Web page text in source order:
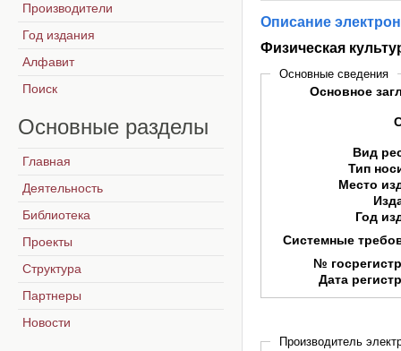
Описание
Физическая
Основные сведения
Основное
Вид
Тип
Место
Год
Системные
№
Дата
Производитель
Производители
Год издания
Алфавит
Поиск
Основные разделы
Главная
Деятельность
Библиотека
Проекты
Структура
Партнеры
Новости